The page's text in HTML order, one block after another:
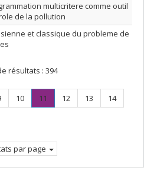
multicritere comme outil
de la pollution
et classique du probleme de
résultats : 394
Page
10 Page
11
Page
Page
12 Page
13 Page
14
par page